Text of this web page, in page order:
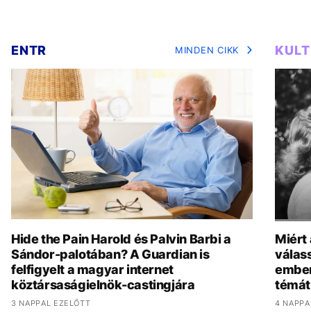
ENTR MINDEN CIKK
Hide the Pain Harold és Palvin Barbi a
Sándor-palotában? A Guardian is
felfigyelt a magyar internet
köztársaságielnök-castingjára
3 NAPPAL EZELŐTT
Miért
témát
4